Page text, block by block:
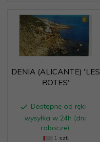
DENIA (ALICANTE) 'LES
ROTES'
Dostępne od ręki –
wysyłka w 24h (dni
robocze)
1 szt.